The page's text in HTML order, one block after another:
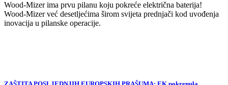
Wood-Mizer ima prvu pilanu koju pokreće električna baterija!
Wood-Mizer već desetljećima širom svijeta prednjači kod uvođenja
inovacija u pilanske operacije.